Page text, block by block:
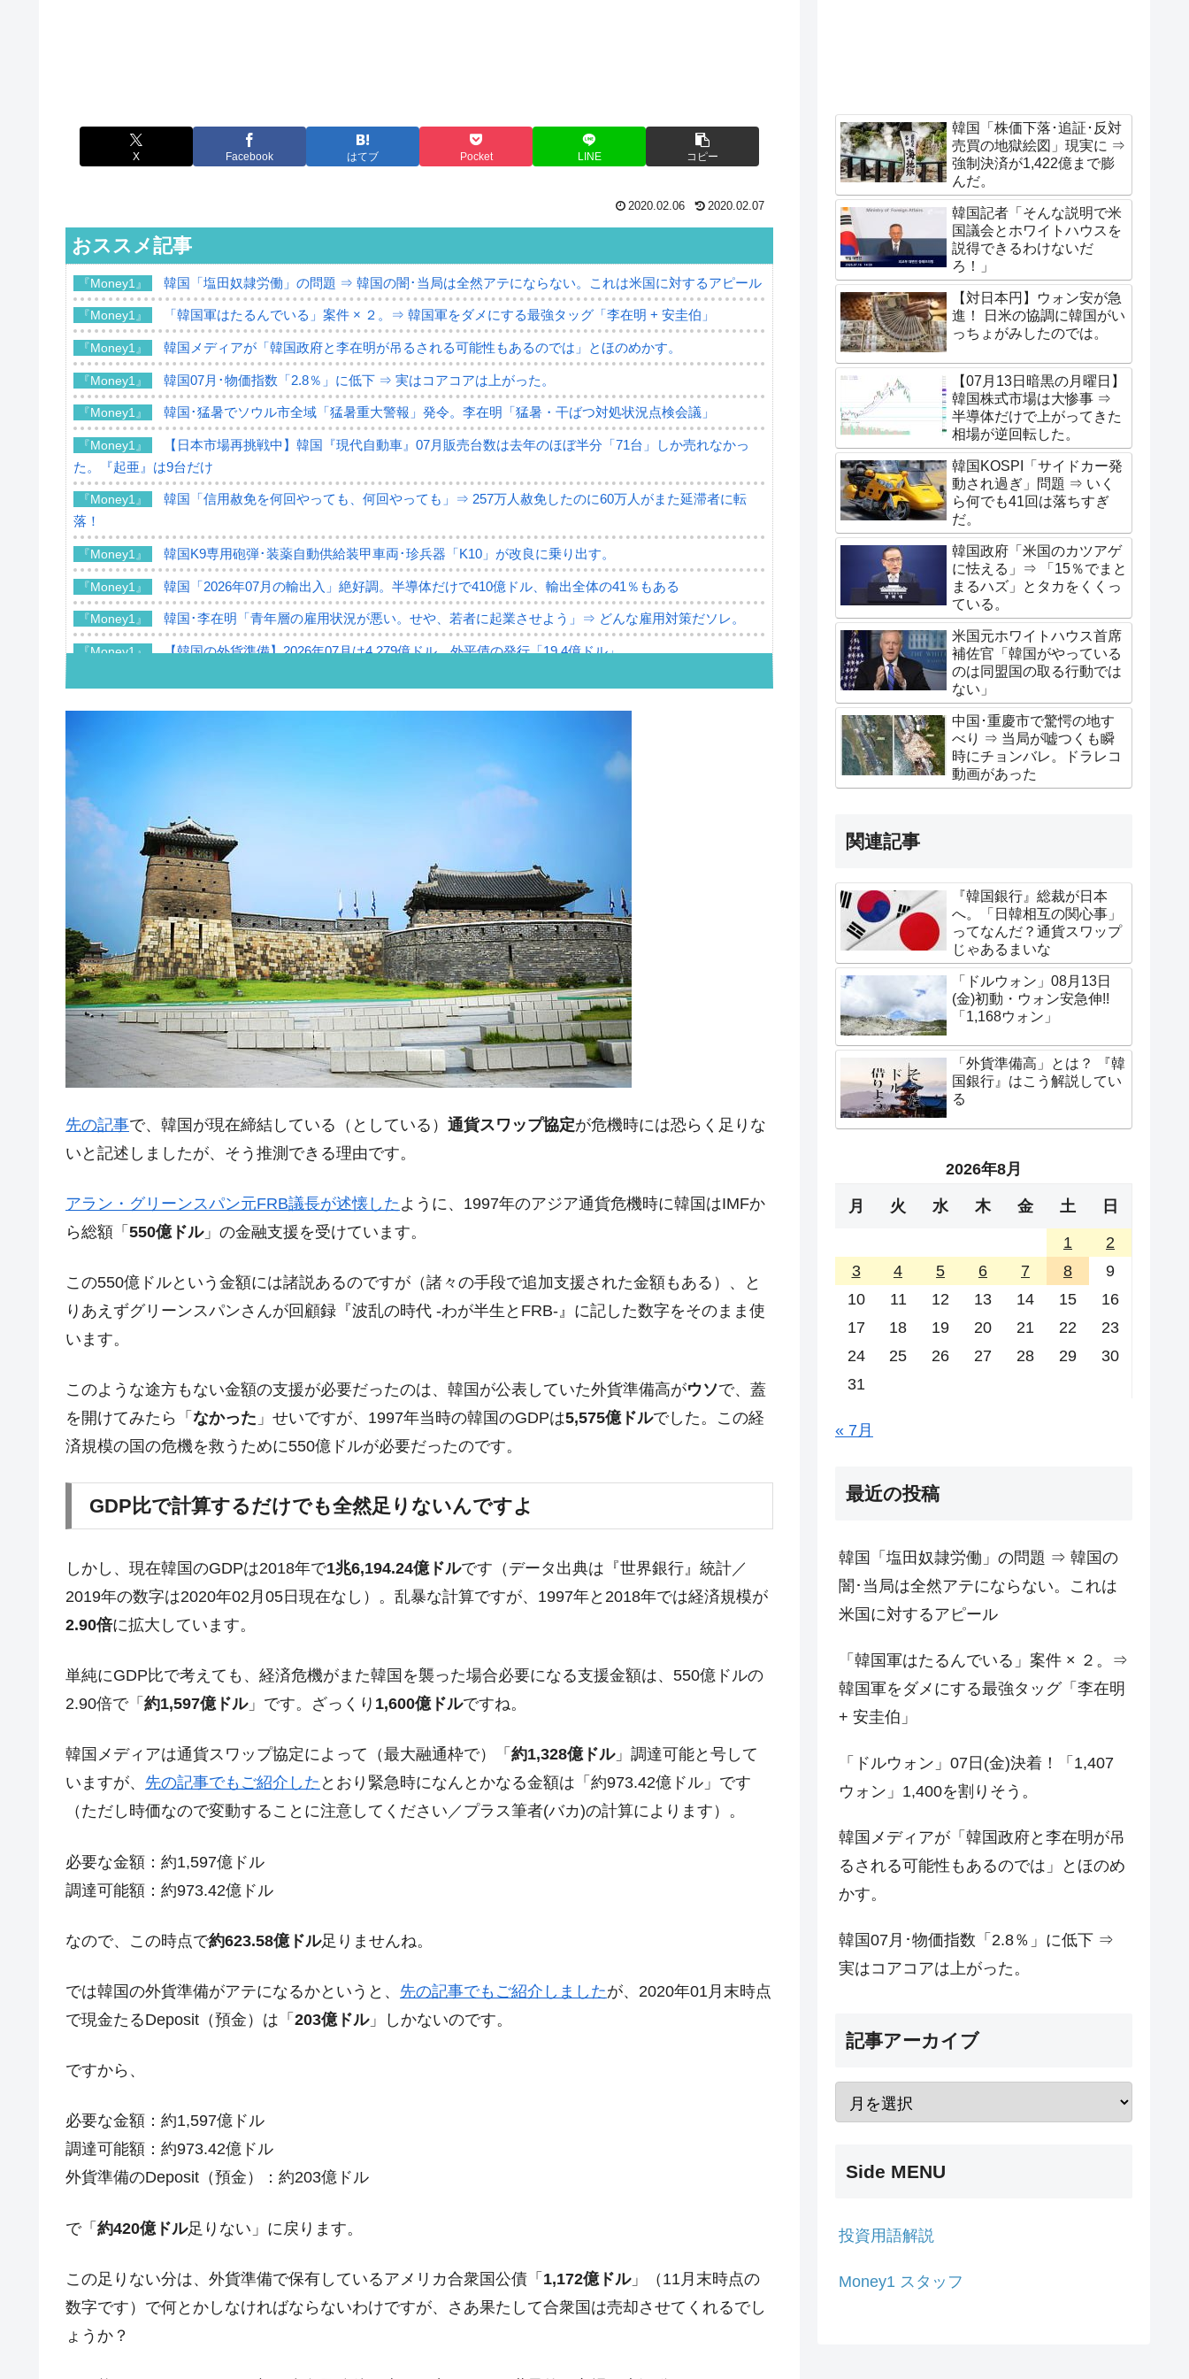
X Facebook はてブ Pocket LINE コピー
2020.02.06 2020.02.07
おススメ記事
『Money1』 韓国「塩田奴隷労働」の問題 ⇒ 韓国の闇･当局は全然アテにならない。これは米国に対するアピール
『Money1』 「韓国軍はたるんでいる」案件 × ２。⇒ 韓国軍をダメにする最強タッグ「李在明 + 安圭伯」
『Money1』 韓国メディアが「韓国政府と李在明が吊るされる可能性もあるのでは」とほのめかす。
『Money1』 韓国07月･物価指数「2.8％」に低下 ⇒ 実はコアコアは上がった。
『Money1』 韓国･猛暑でソウル市全域「猛暑重大警報」発令。李在明「猛暑・干ばつ対処状況点検会議」
『Money1』
【日本市場再挑戦中】韓国『現代自動車』07月販売台数は去年のほぼ半分「71台」しか売れなかっ
た。『起亜』は9台だけ
『Money1』
韓国「信用赦免を何回やっても、何回やっても」⇒ 257万人赦免したのに60万人がまた延滞者に転
落！
『Money1』 韓国K9専用砲弾･装薬自動供給装甲車両･珍兵器「K10」が改良に乗り出す。
『Money1』 韓国「2026年07月の輸出入」絶好調。半導体だけで410億ドル、輸出全体の41％もある
『Money1』 韓国･李在明「青年層の雇用状況が悪い。せや、若者に起業させよう」⇒ どんな雇用対策だソレ。
『Money1』 【韓国の外貨準備】2026年07月は4,279億ドル。外平債の発行「19.4億ドル」
韓国･李在明さっそく不動産対策で浅薄な発言。
『韓国銀行』が「金の保有量を増やします」⇒「金を経由するドル入手」手段ではないのか？
『Money1』 韓国･外為取引量「1日当たり1,214.4億ドル」まで拡大 ⇒ 海外資金の動きに強く左右される状態
『Money1』 韓国･帰ってきた李在明。李在明を支持しない「50.5％」に上昇
『Money1』
韓国大統領府ボンクラ政策室長が告発された ⇒ 国家が行った恐るべき株価操作であり、空前の国政
『Money1』 韓国･警察職員が「丸刈りになって抗議活動」
『Money1』 中国だけが鉄鋼輸出を異常増加させる ⇒ 中国の過剰生産が世界を蝕む。
『Money1』 韓国製造業「半導体絶好調」のウラで他業種は全般的「不調」⇒ PSIが示す現況は決して良くない。
『Money1』 【米韓激突案件】韓国消費者院が『クーパン』1人当たり賠償10万ウォンを認定 ⇒ 総額3兆7,000億
『Money1』 韓国で猛暑。南東部では干ばつ
『Money1』 【対日本円】ウォン安が急進！ 日米の協調に韓国がいっちょがみしたのでは。
『Money1』
韓国政府『BYD』車への補助金を全廃 ⇒ 実は韓国で『BYD』車は売れている。6カ月で対前年同期比
『Money1』
在韓米国大使スティールが着韓！⇒ さっそく空港に詰めかけ「出て行け！」「極右勢力」のプラカー
ドを掲げる「在韓反米勢力」
『Money1』 JPモルガン「韓国レバレッジETFの清算はほぼ終わった」
『Money1』
『Money1』 韓国「橋が落ちました」⇒ 耐久性「なさすぎ」では。
『Money1』 韓国鉄鋼最大手『POSCO』ズブズブ沈む。営業利益80.2％も減少
する差別。許してはおかぬ
『Money1』 韓国ボンクラ政策室長･金容範、株価暴落に他人事のような発言。
日本の誇る海洋資源調査船『白嶺』は先進技術の塊！
Fact1 夏の甲子園、優勝校を最も多く輩出している都道府県とは？
Fact1 奇跡の毛色「白毛馬」とは？
Fact1 全て勝つといくら？ 競馬GI競走で勝利騎手がもらえる賞金とは？
平成仮面ライダーの意外すぎるモチーフとは？
Fact1 発表から2日で大崩壊、鳴かず飛ばずに終わりそうなスーパーリーグとは？
Fact1 日本人マスターズ挑戦の歴史。松山以前に最高位だった選手とは？
Fact1 セレクトセールの高額取引馬が稼いだ金額とは？
先の記事で、韓国が現在締結している（としている） 通貨スワップ協定が危機時には恐らく足りな
いと記述しましたが、そう推測できる理由です。
アラン・グリーンスパン元FRB議長が述懐した ように、1997年のアジア通貨危機時に韓国はIMFか
ら総額「 550億ドル」の金融支援を受けています。
この550億ドルという金額には諸説あるのですが（諸々の手段で追加支援された金額もある）、と
りあえずグリーンスパンさんが回顧録『波乱の時代 -わが半生とFRB-』に記した数字をそのまま使
います。
このような途方もない金額の支援が必要だったのは、韓国が公表していた外貨準備高がウソで、蓋
を開けてみたら「 なかった 」せいですが、1997年当時の韓国のGDPは5,575億ドルでした。この経
済規模の国の危機を救うために550億ドルが必要だったのです。
GDP比で計算するだけでも全然足りないんですよ
しかし、現在韓国のGDPは2018年で1兆6,194.24億ドルです（データ出典は『世界銀行』統計／
2019年の数字は2020年02月05日現在なし）。乱暴な計算ですが、1997年と2018年では経済規模が
2.90倍に拡大しています。
単純にGDP比で考えても、経済危機がまた韓国を襲った場合必要になる支援金額は、550億ドルの
2.90倍で「 約1,597億ドル」です。ざっくり 1,600億ドルですね。
韓国メディアは通貨スワップ協定によって（最大融通枠で）「 約1,328億ドル」調達可能と号して
いますが、 先の記事でもご紹介した とおり緊急時になんとかなる金額は「約973.42億ドル」です
（ただし時価なので変動することに注意してください／プラス筆者(バカ)の計算によります）。
必要な金額：約1,597億ドル
調達可能額：約973.42億ドル
なので、この時点で約623.58億ドル足りませんね。
では韓国の外貨準備がアテになるかというと、 先の記事でもご紹介しましたが、2020年01月末時点
で現金たるDeposit（預金）は「 203億ドル」しかないのです。
ですから、
必要な金額：約1,597億ドル
調達可能額：約973.42億ドル
外貨準備のDeposit（預金）：約203億ドル
で「 約420億ドル足りない」に戻ります。
この足りない分は、外貨準備で保有しているアメリカ合衆国公債「 1,172億ドル」（11月末時点の
数字です）で何とかしなければならないわけですが、さあ果たして合衆国は売却させてくれるでし
ょうか？
韓国「株価下落･追証･反対
売買の地獄絵図」現実に ⇒
強制決済が1,422億まで膨
んだ。
韓国記者「そんな説明で米
国議会とホワイトハウスを
説得できるわけないだ
ろ！」
【対日本円】ウォン安が急
進！ 日米の協調に韓国がい
っちょがみしたのでは。
【07月13日暗黒の月曜日】
韓国株式市場は大惨事 ⇒
半導体だけで上がってきた
相場が逆回転した。
韓国KOSPI「サイドカー発
動され過ぎ」問題 ⇒ いく
ら何でも41回は落ちすぎ
だ。
韓国政府「米国のカツアゲ
に怯える」⇒ 「15％でまと
まるハズ」とタカをくくっ
ている。
米国元ホワイトハウス首席
補佐官「韓国がやっている
のは同盟国の取る行動では
ない」
中国･重慶市で驚愕の地す
べり ⇒ 当局が嘘つくも瞬
時にチョンバレ。ドラレコ
動画があった
関連記事
『韓国銀行』総裁が日本
へ。「日韓相互の関心事」
ってなんだ？通貨スワップ
じゃあるまいな
「ドルウォン」08月13日
(金)初動・ウォン安急伸!!
「1,168ウォン」
「外貨準備高」とは？ 『韓
国銀行』はこう解説してい
る
2026年8月
月 火 水 木 金 土 日
1
2
3
4 5 6 7 8
9
10
11 12 13 14 15
16
17
18 19 20 21 22
23
24
25 26 27 28 29
30
31
« 7月
最近の投稿
韓国「塩田奴隷労働」の問題 ⇒ 韓国の
闇･当局は全然アテにならない。これは
米国に対するアピール
「韓国軍はたるんでいる」案件 × ２。⇒
韓国軍をダメにする最強タッグ「李在明
+ 安圭伯」
「ドルウォン」07日(金)決着！「1,407
ウォン」1,400を割りそう。
韓国メディアが「韓国政府と李在明が吊
るされる可能性もあるのでは」とほのめ
かす。
韓国07月･物価指数「2.8％」に低下 ⇒
実はコアコアは上がった。
記事アーカイブ
Side MENU
投資用語解説
Money1 スタッフ